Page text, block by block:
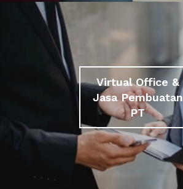
Virtual Office &
Jasa Pembuatan
PT